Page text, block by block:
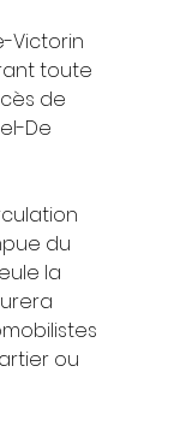
Victorin
toute
de
De
du
la
ou